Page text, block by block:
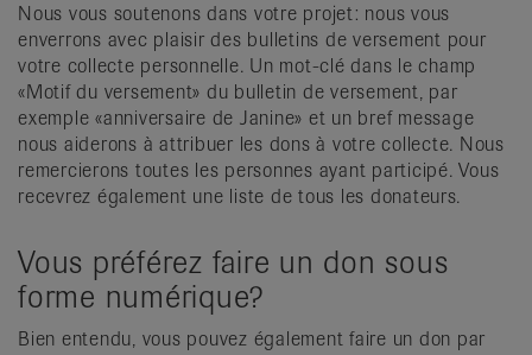
Nous vous soutenons dans votre projet: nous vous
enverrons avec plaisir des bulletins de versement pour
votre collecte personnelle. Un mot-clé dans le champ
«Motif du versement» du bulletin de versement, par
exemple «anniversaire de Janine» et un bref message
nous aiderons à attribuer les dons à votre collecte. Nous
remercierons toutes les personnes ayant participé. Vous
recevrez également une liste de tous les donateurs.
Vous préférez faire un don sous
forme numérique?
Bien entendu, vous pouvez également faire un don par